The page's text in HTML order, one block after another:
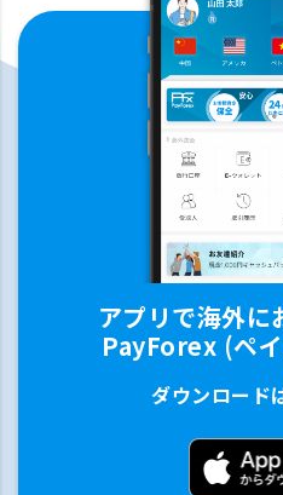
アプリで海外に
PayForex (ペ
ダウンロード